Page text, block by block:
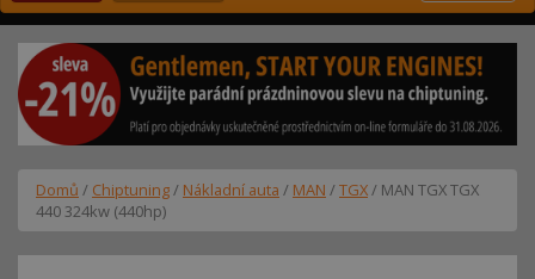
Domů / Chiptuning/ Nákladní auta / MAN /TGX/ MAN TGX TGX
440 324kw (440hp)